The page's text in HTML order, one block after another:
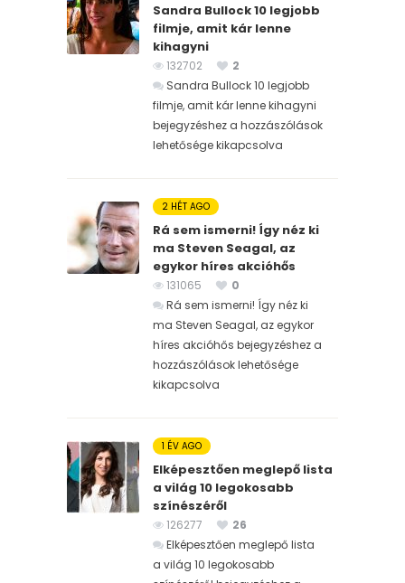
Sandra Bullock 10 legjobb
filmje, amit kár lenne
kihagyni
132702
2
Sandra Bullock 10 legjobb
filmje, amit kár lenne kihagyni
bejegyzéshez a hozzászólások
lehetősége kikapcsolva
2 HÉT AGO
Rá sem ismerni! Így néz ki
ma Steven Seagal, az
egykor híres akcióhős
131065
0
Rá sem ismerni! Így néz ki
ma Steven Seagal, az egykor
híres akcióhős bejegyzéshez a
hozzászólások lehetősége
kikapcsolva
1 ÉV AGO
Elképesztően meglepő lista
a világ 10 legokosabb
színészéről
126277
26
Elképesztően meglepő lista
a világ 10 legokosabb